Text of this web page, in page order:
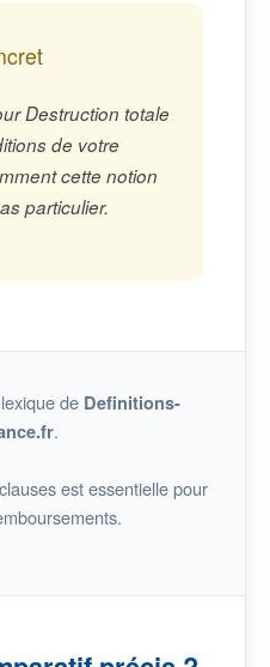
Destruction totale
de votre
cette notion
particulier.
de Definitions-
.
est essentielle pour